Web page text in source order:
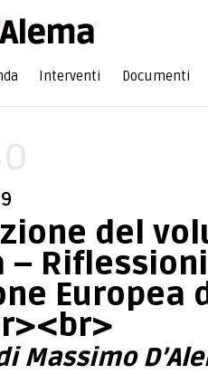
Interventi Documenti
del
–
Europea
Massimo